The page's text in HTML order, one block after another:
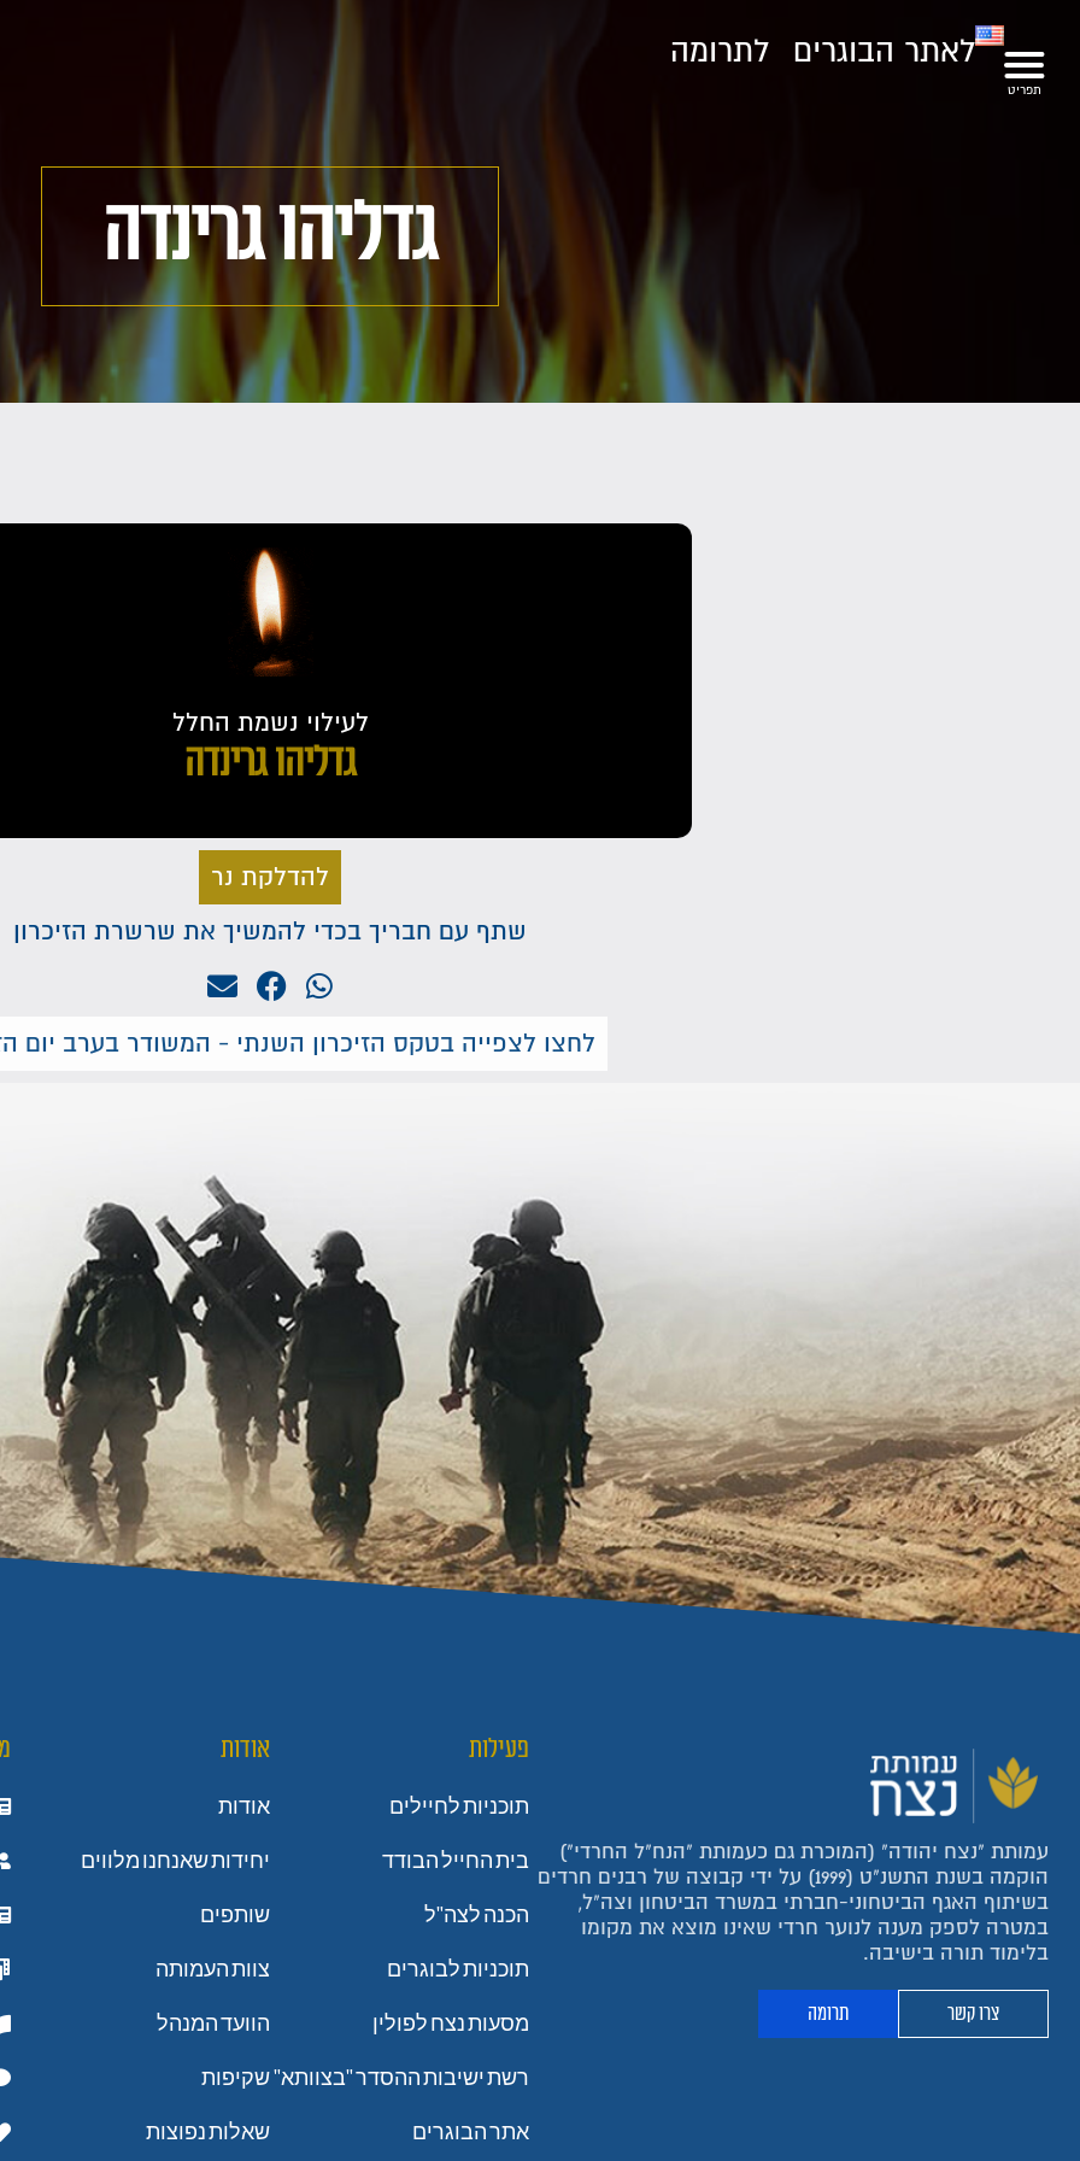
לאתר הבוגרים לתרומה
גדליהו גרינדה
לעילוי נשמת החלל
גדליהו גרינדה
להדלקת נר
שתף עם חבריך בכדי להמשיך את שרשרת הזיכרון
לחצו לצפייה בטקס הזיכרון השנתי - המשודר בערב יום
עמותת "נצח יהודה" (המוכרת גם כעמותת "הנח"ל החרדי")
הוקמה בשנת התשנ"ט (1999) על ידי קבוצה של רבנים חרדים
בשיתוף האגף הביטחוני-חברתי במשרד הביטחון וצה"ל,
במטרה לספק מענה לנוער חרדי שאינו מוצא את מקומו
בלימוד תורה בישיבה.
צרו קשר תרומה
פעילות
תוכניות לחיילים
בית החייל הבודד
הכנה לצה"ל
תוכניות לבוגרים
מסעות נצח לפולין
רשת ישיבות ההסדר "בצוותא"
אתר הבוגרים
אודות
אודות
יחידות שאנחנו מלווים
שותפים
צוות העמותה
הוועד המנהל
שקיפות
שאלות נפוצות